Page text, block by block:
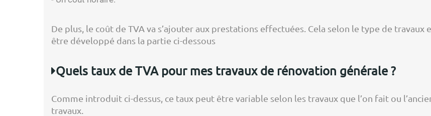
De plus, le coût de TVA va s’ajouter aux prestations effectuées. Cela selon le type de
être développé dans la partie ci-dessous
Quels taux de TVA pour mes travaux de rénovation générale ?
Comme introduit ci-dessus, ce taux peut être variable selon les travaux que l’on fait ou
travaux.